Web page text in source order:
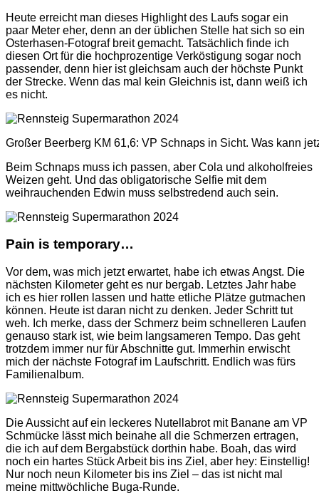
Heute erreicht man dieses Highlight des Laufs sogar ein
paar Meter eher, denn an der üblichen Stelle hat sich so ein
Osterhasen-Fotograf breit gemacht. Tatsächlich finde ich
diesen Ort für die hochprozentige Verköstigung sogar noch
passender, denn hier ist gleichsam auch der höchste Punkt
der Strecke. Wenn das mal kein Gleichnis ist, dann weiß ich
es nicht.
Großer Beerberg KM 61,6: VP Schnaps in Sicht. Was kann
Beim Schnaps muss ich passen, aber Cola und alkoholfreies
Weizen geht. Und das obligatorische Selfie mit dem
weihrauchenden Edwin muss selbstredend auch sein.
Pain is temporary…
Vor dem, was mich jetzt erwartet, habe ich etwas Angst. Die
nächsten Kilometer geht es nur bergab. Letztes Jahr habe
ich es hier rollen lassen und hatte etliche Plätze gutmachen
können. Heute ist daran nicht zu denken. Jeder Schritt tut
weh. Ich merke, dass der Schmerz beim schnelleren Laufen
genauso stark ist, wie beim langsameren Tempo. Das geht
trotzdem immer nur für Abschnitte gut. Immerhin erwischt
mich der nächste Fotograf im Laufschritt. Endlich was fürs
Familienalbum.
Die Aussicht auf ein leckeres Nutellabrot mit Banane am VP
Schmücke lässt mich beinahe all die Schmerzen ertragen,
die ich auf dem Bergabstück dorthin habe. Boah, das wird
noch ein hartes Stück Arbeit bis ins Ziel, aber hey: Einstellig!
Nur noch neun Kilometer bis ins Ziel – das ist nicht mal
meine mittwöchliche Buga-Runde.